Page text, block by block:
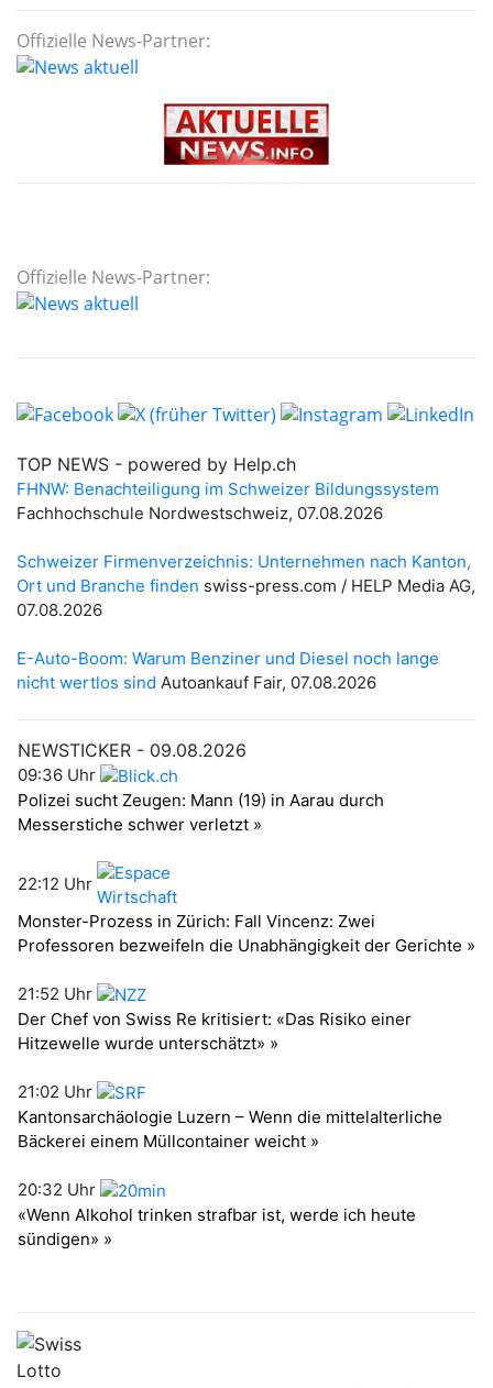
Offizielle News-Partner:
Offizielle News-Partner: